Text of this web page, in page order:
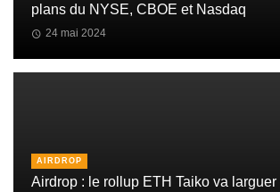
plans du NYSE, CBOE et Nasdaq
24 mai 2024
AIRDROP
Airdrop : le rollup ETH Taiko va larguer